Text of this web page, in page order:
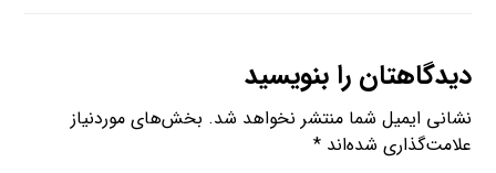
دیدگاهتان را بنویسید
نشانی ایمیل شما منتشر نخواهد شد. بخش‌های موردنیاز
علامت‌گذاری شده‌اند*